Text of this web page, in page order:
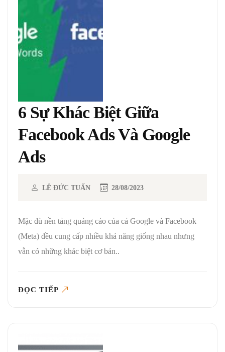
6 Sự Khác Biệt Giữa
Facebook Ads Và Google
Ads
LÊ ĐỨC TUẤN 28/08/2023
Mặc dù nền tảng quảng cáo của cả Google và Facebook
(Meta) đều cung cấp nhiều khả năng giống nhau nhưng
vẫn có những khác biệt cơ bản..
ĐỌC TIẾP